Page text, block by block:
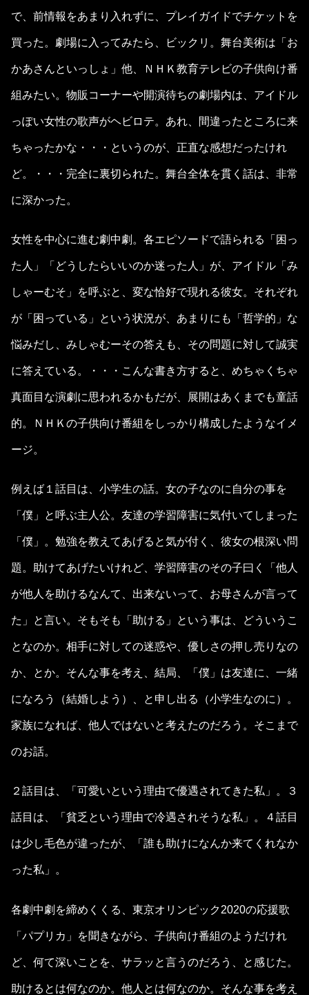
で、前情報をあまり入れずに、プレイガイドでチケットを
買った。劇場に入ってみたら、ビックリ。舞台美術は「お
かあさんといっしょ」他、ＮＨＫ教育テレビの子供向け番
組みたい。物販コーナーや開演待ちの劇場内は、アイドル
っぽい女性の歌声がヘビロテ。あれ、間違ったところに来
ちゃったかな・・・というのが、正直な感想だったけれ
ど。・・・完全に裏切られた。舞台全体を貫く話は、非常
に深かった。
女性を中心に進む劇中劇。各エピソードで語られる「困っ
た人」「どうしたらいいのか迷った人」が、アイドル「み
しゃーむそ」を呼ぶと、変な恰好で現れる彼女。それぞれ
が「困っている」という状況が、あまりにも「哲学的」な
悩みだし、みしゃむーその答えも、その問題に対して誠実
に答えている。・・・こんな書き方すると、めちゃくちゃ
真面目な演劇に思われるかもだが、展開はあくまでも童話
的。ＮＨＫの子供向け番組をしっかり構成したようなイメ
ージ。
例えば１話目は、小学生の話。女の子なのに自分の事を
「僕」と呼ぶ主人公。友達の学習障害に気付いてしまった
「僕」。勉強を教えてあげると気が付く、彼女の根深い問
題。助けてあげたいけれど、学習障害のその子曰く「他人
が他人を助けるなんて、出来ないって、お母さんが言って
た」と言い。そもそも「助ける」という事は、どういうこ
となのか。相手に対しての迷惑や、優しさの押し売りなの
か、とか。そんな事を考え、結局、「僕」は友達に、一緒
になろう（結婚しよう）、と申し出る（小学生なのに）。
家族になれば、他人ではないと考えたのだろう。そこまで
のお話。
２話目は、「可愛いという理由で優遇されてきた私」。３
話目は、「貧乏という理由で冷遇されそうな私」。４話目
は少し毛色が違ったが、「誰も助けになんか来てくれなか
った私」。
各劇中劇を締めくくる、東京オリンピック2020の応援歌
「パプリカ」を聞きながら、子供向け番組のようだけれ
ど、何て深いことを、サラッと言うのだろう、と感じた。
助けるとは何なのか。他人とは何なのか。そんな事を考え